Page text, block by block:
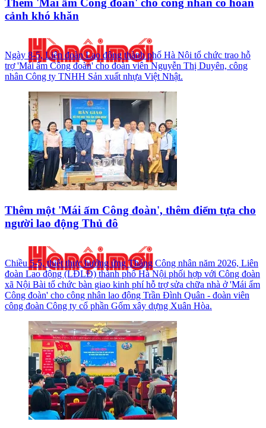
cảnh khó khăn
Ngày 8-5, Liên đoàn Lao động thành phố Hà Nội tổ chức trao hỗ
trợ 'Mái ấm Công đoàn' cho đoàn viên Nguyễn Thị Duyên, công
nhân Công ty TNHH Sản xuất nhựa Việt Nhật.
Thêm một 'Mái ấm Công đoàn', thêm điểm tựa cho
người lao động Thủ đô
Chiều 5-5, thiết thực hưởng ứng Tháng Công nhân năm 2026, Liên
đoàn Lao động (LĐLĐ) thành phố Hà Nội phối hợp với Công đoàn
xã Nội Bài tổ chức bàn giao kinh phí hỗ trợ sửa chữa nhà ở 'Mái ấm
Công đoàn' cho công nhân lao động Trần Đình Quân - đoàn viên
công đoàn Công ty cổ phần Gốm xây dựng Xuân Hòa.